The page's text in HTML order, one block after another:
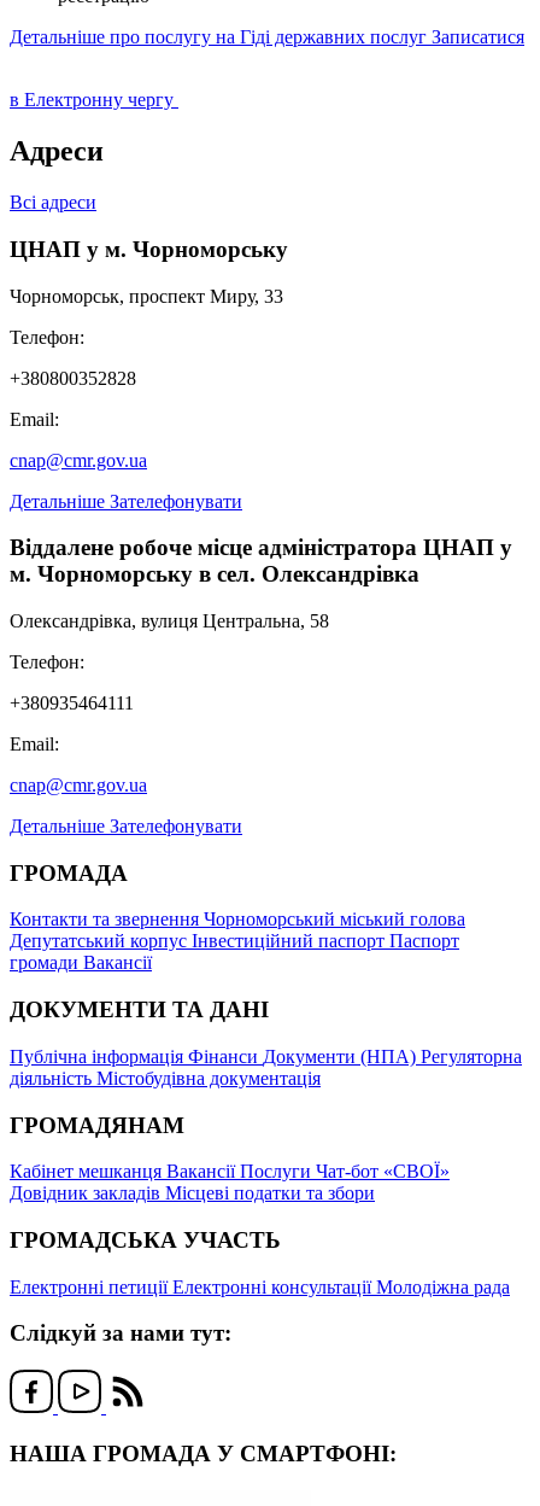
Детальніше про послугу на Гіді державних послуг Записатися
в Електронну чергу
Адреси
Всі адреси
ЦНАП у м. Чорноморську
Чорноморськ, проспект Миру, 33
Телефон:
+380800352828
Email:
cnap@cmr.gov.ua
Детальніше Зателефонувати
Віддалене робоче місце адміністратора ЦНАП у
м. Чорноморську в сел. Олександрівка
Олександрівка, вулиця Центральна, 58
Телефон:
+380935464111
Email:
cnap@cmr.gov.ua
Детальніше Зателефонувати
ГРОМАДА
Контакти та звернення Чорноморський міський голова
Депутатський корпус Інвестиційний паспорт Паспорт
громади Вакансії
ДОКУМЕНТИ ТА ДАНІ
Публічна інформація Фінанси Документи (НПА) Регуляторна
діяльність Містобудівна документація
ГРОМАДЯНАМ
Кабінет мешканця ВакансіїПослуги Чат-бот «СВОЇ»
Довідник закладів Місцеві податки та збори
ГРОМАДСЬКА УЧАСТЬ
Електронні петиціїЕлектронні консультаціїМолодіжна рада
Слідкуй за нами тут:
НАША ГРОМАДА У СМАРТФОНІ: